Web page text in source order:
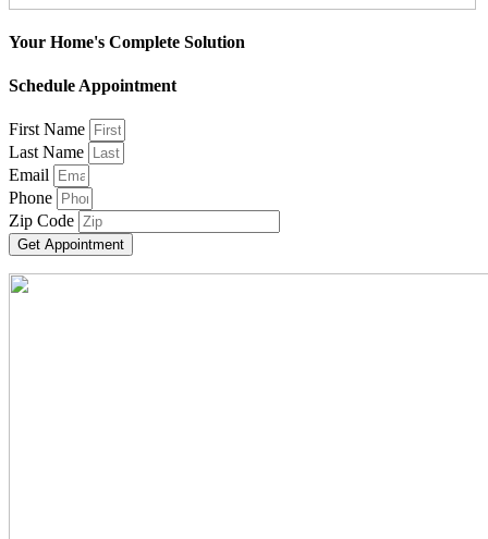
Your Home's Complete Solution
Schedule Appointment
First Name
Last Name
Email
Phone
Zip Code
Get Appointment